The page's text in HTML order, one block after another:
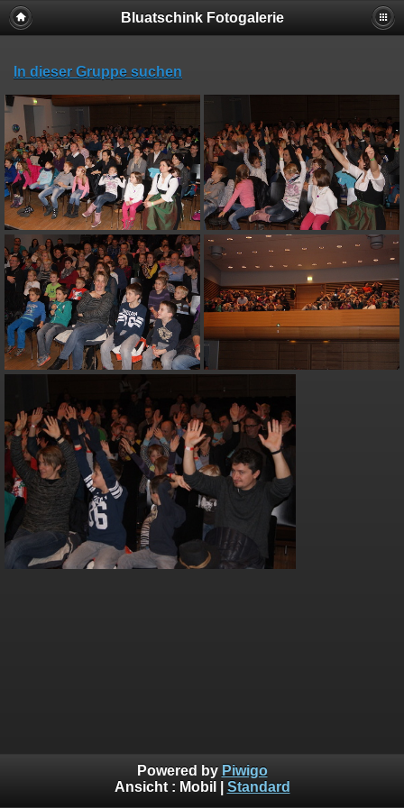
Bluatschink Fotogalerie
In dieser Gruppe suchen
Powered by Piwigo
Ansicht : Mobil Standard